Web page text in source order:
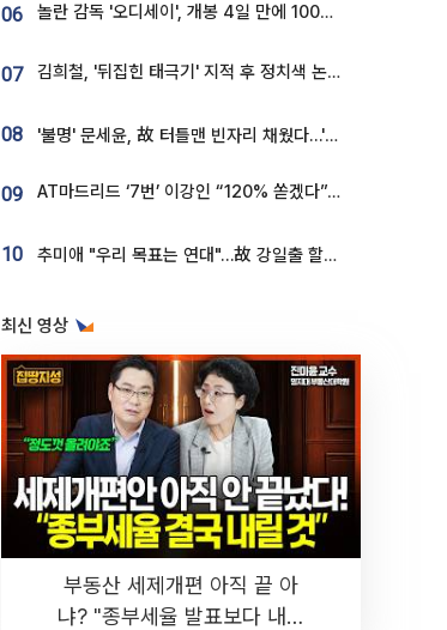
06 놀란 감독 '오디세이', 개봉 4일 만에 100만 돌파⋯'왕사남' 보다 빠르다
07 김희철, '뒤집힌 태극기' 지적 후 정치색 논란…"좌우 떠나 우리나라 국기"
08 '불명' 문세윤, 故 터틀맨 빈자리 채웠다…'거북이' 눈물의 최종 우승
09 AT마드리드 ‘7번’ 이강인 “120% 쏟겠다”⋯시메오네 감독 “필요한 선수”
10 추미애 "우리 목표는 연대"…故 강일출 할머니 흉상 제막
최신 영상
부동산 세제개편 아직 끝 아
냐? "종부세율 발표보다 내릴